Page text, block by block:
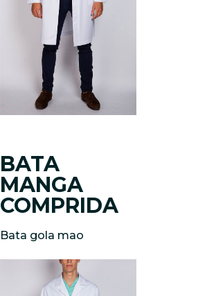
BATA
MANGA
COMPRIDA
Bata gola mao